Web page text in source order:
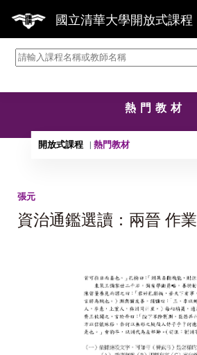
國立清華大學開放式課程
熱門教材
開放式課程 熱門教材
張元
資治通鑑選讀：兩晉 作業